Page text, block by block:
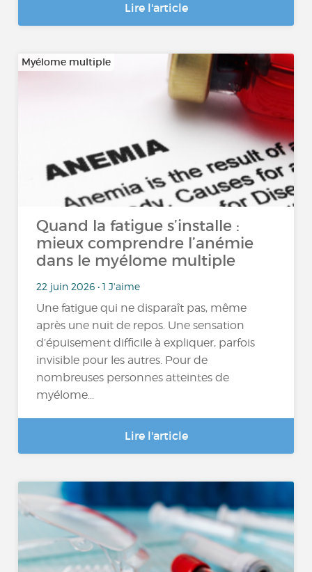
Lire l'article
Myélome multiple
Quand la fatigue s’installe :
mieux comprendre l’anémie
dans le myélome multiple
22 juin 2026 • 1 J'aime
Une fatigue qui ne disparaît pas, même
après une nuit de repos. Une sensation
d’épuisement difficile à expliquer, parfois
invisible pour les autres. Pour de
nombreuses personnes atteintes de
myélome...
Lire l'article